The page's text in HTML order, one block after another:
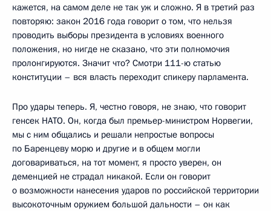
кажется, на самом деле не так уж и сложно. Я в третий раз
повторяю: закон 2016 года говорит о том, что нельзя
проводить выборы президента в условиях военного
положения, но нигде не сказано, что эти полномочия
пролонгируются. Значит что? Смотри 111-ю статью
конституции – вся власть переходит спикеру парламента.
Про удары теперь. Я, честно говоря, не знаю, что говорит
генсек НАТО. Он, когда был премьер-министром Норвегии,
мы с ним общались и решали непростые вопросы
по Баренцеву морю и другие и в общем могли
договариваться, на тот момент, я просто уверен, он
деменцией не страдал никакой. Если он говорит
о возможности нанесения ударов по российской территории
высокоточным оружием большой дальности – он как